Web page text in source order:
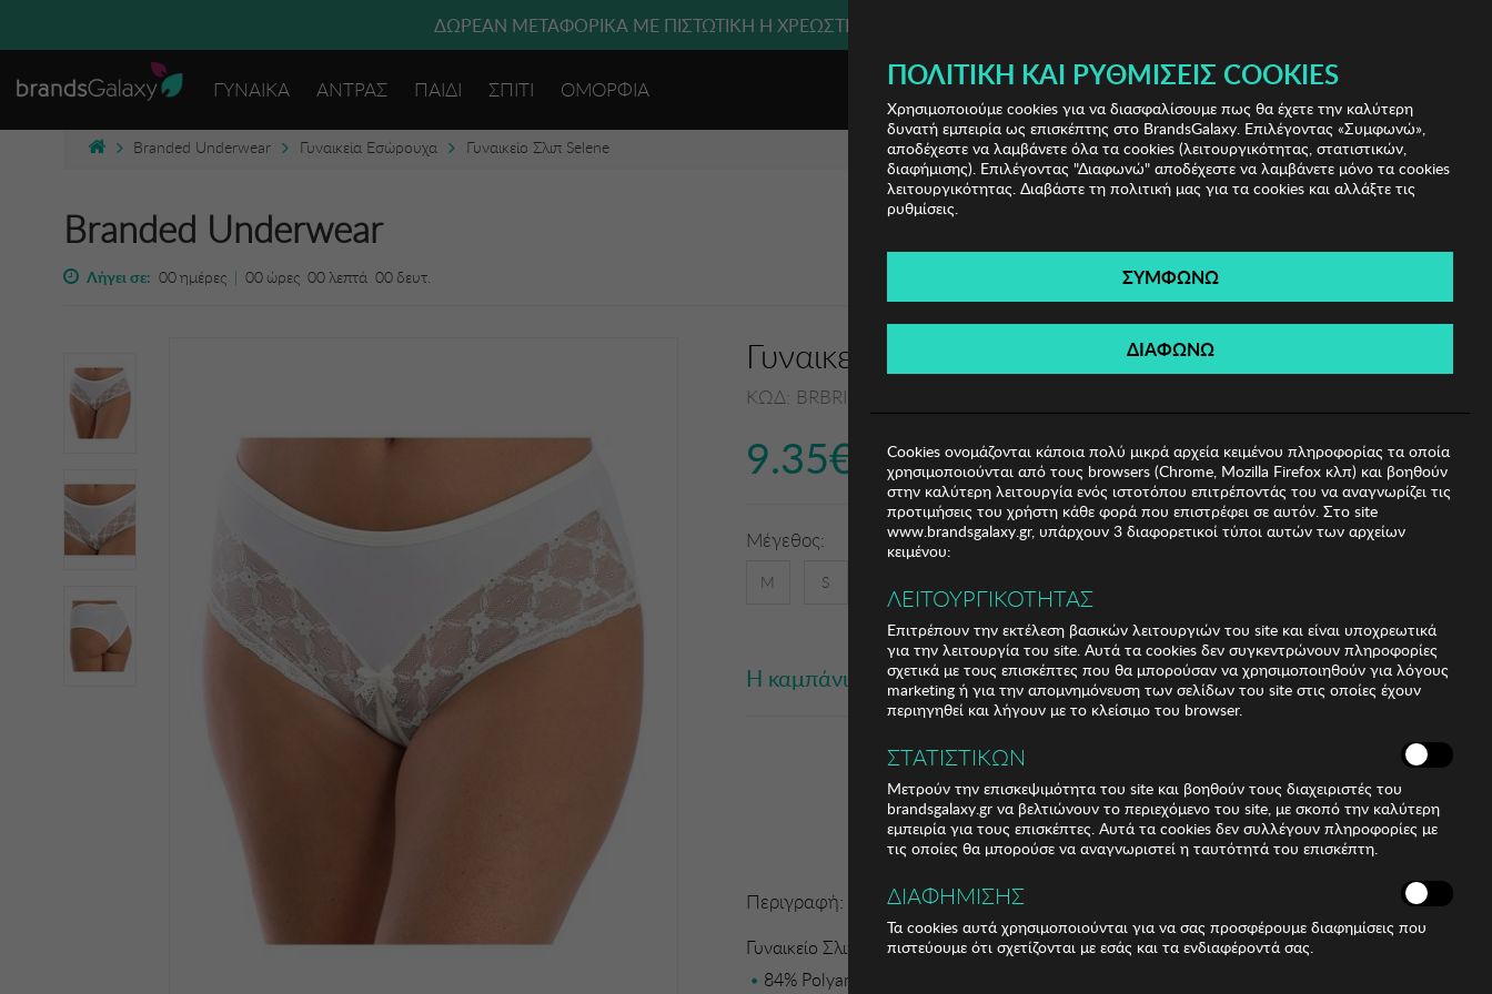
ΔΩΡΕΑΝ ΜΕΤΑΦΟΡΙΚΑ ΜΕ ΠΙΣΤΩΤΙΚΗ Ή ΧΡΕΩΣΤΙΚΗ ΚΑΡΤΑ, PAYPAL & IRIS!
ΓΥΝΑΙΚΑ ΑΝΤΡΑΣ ΠΑΙΔΙ ΣΠΙΤΙ ΟΜΟΡΦΙΑ (0)
Branded Underwear Γυναικεία Εσώρουχα Γυναικείο Σλιπ Selene
Branded Underwear
Λήγει σε: 00ημέρες | 00 ώρες 00λεπτά 00 δευτ.
Γυναικείο Σλιπ Selene
ΚΩΔ: BRBRIGITTE-MARFIL061
9.35€
Μέγεθος:
M S
Η καμπάνια έχει λήξει
Περιγραφή:
Γυναικείο Σλιπ Selene
84% Polyamide
ΠΟΛΙΤΙΚΉ ΚΑΙ ΡΥΘΜΊΣΕΙΣ COOKIES
Χρησιμοποιούμε cookies για να διασφαλίσουμε πως θα έχετε την καλύτερη
δυνατή εμπειρία ως επισκέπτης στο BrandsGalaxy. Επιλέγοντας «Συμφωνώ»,
αποδέχεστε να λαμβάνετε όλα τα cookies (λειτουργικότητας, στατιστικών,
διαφήμισης). Επιλέγοντας "Διαφωνώ" αποδέχεστε να λαμβάνετε μόνο τα cookies
λειτουργικότητας. Διαβάστε τη πολιτική μας για τα cookies και αλλάξτε τις
ρυθμίσεις.
ΣΥΜΦΩΝΩ
ΔΙΑΦΩΝΩ
Cookies ονομάζονται κάποια πολύ μικρά αρχεία κειμένου πληροφορίας τα οποία
χρησιμοποιούνται από τους browsers (Chrome, Mozilla Firefox κλπ) και βοηθούν
στην καλύτερη λειτουργία ενός ιστοτόπου επιτρέποντάς του να αναγνωρίζει τις
προτιμήσεις του χρήστη κάθε φορά που επιστρέφει σε αυτόν. Στο site
www.brandsgalaxy.gr, υπάρχουν 3 διαφορετικοί τύποι αυτών των αρχείων
κειμένου:
ΛΕΙΤΟΥΡΓΙΚΟΤΗΤΑΣ
Επιτρέπουν την εκτέλεση βασικών λειτουργιών του site και είναι υποχρεωτικά
για την λειτουργία του site. Αυτά τα cookies δεν συγκεντρώνουν πληροφορίες
σχετικά με τους επισκέπτες που θα μπορούσαν να χρησιμοποιηθούν για λόγους
marketing ή για την απομνημόνευση των σελίδων του site στις οποίες έχουν
περιηγηθεί και λήγουν με το κλείσιμο του browser.
ΣΤΑΤΙΣΤΙΚΩΝ
Μετρούν την επισκεψιμότητα του site και βοηθούν τους διαχειριστές του
brandsgalaxy.gr να βελτιώνουν το περιεχόμενο του site, με σκοπό την καλύτερη
εμπειρία για τους επισκέπτες. Αυτά τα cookies δεν συλλέγουν πληροφορίες με
τις οποίες θα μπορούσε να αναγνωριστεί η ταυτότητά του επισκέπτη.
ΔΙΑΦΗΜΙΣΗΣ
Τα cookies αυτά χρησιμοποιούνται για να σας προσφέρουμε διαφημίσεις που
πιστεύουμε ότι σχετίζονται με εσάς και τα ενδιαφέροντά σας.